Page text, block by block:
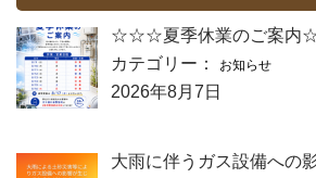
☆☆☆夏季休業のご案
カテゴリー：
お知らせ
2026年8月7日
大雨に伴うガス設備への